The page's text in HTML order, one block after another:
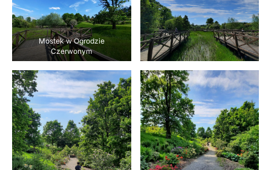
Mostek w Ogrodzie
Czerwonym